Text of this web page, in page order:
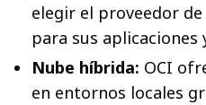
elegir el proveedor
para sus aplicaciones
Nube híbrida: OCI
en entornos locales